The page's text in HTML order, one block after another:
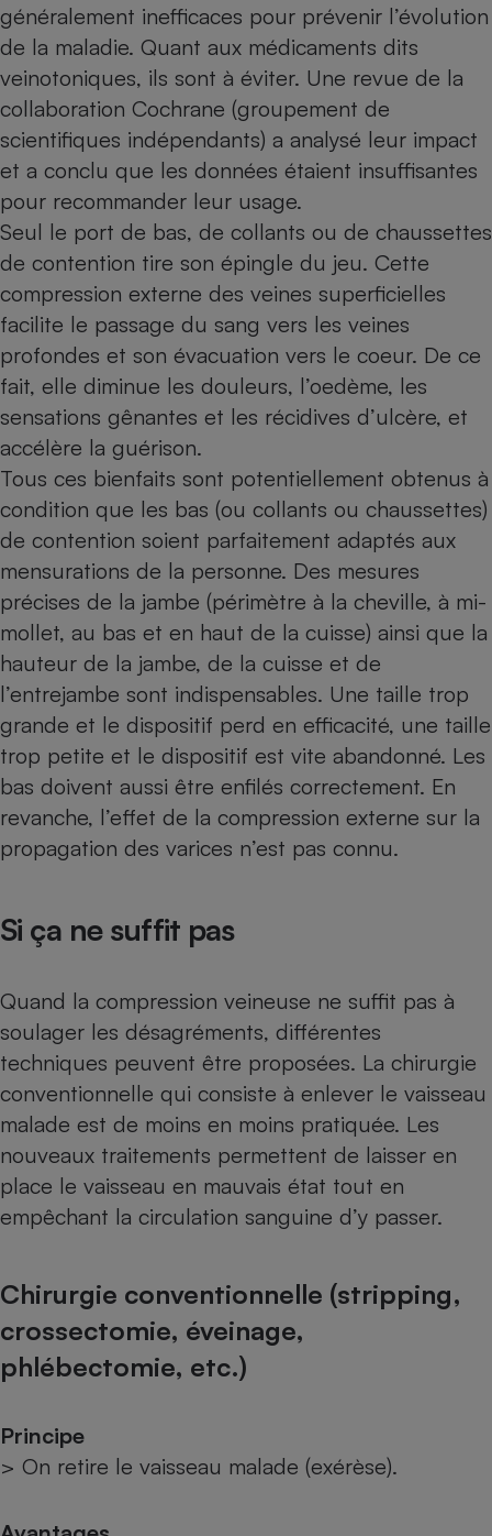
généralement inefficaces pour prévenir l’évolution
de la maladie. Quant aux médicaments dits
veinotoniques, ils sont à éviter. Une revue de la
collaboration Cochrane (groupement de
scientifiques indépendants) a analysé leur impact
et a conclu que les données étaient insuffisantes
pour recommander leur usage.
Seul le port de bas, de collants ou de chaussettes
de contention tire son épingle du jeu. Cette
compression externe des veines superficielles
facilite le passage du sang vers les veines
profondes et son évacuation vers le coeur. De ce
fait, elle diminue les douleurs, l’oedème, les
sensations gênantes et les récidives d’ulcère, et
accélère la guérison.
Tous ces bienfaits sont potentiellement obtenus à
condition que les bas (ou collants ou chaussettes)
de contention soient parfaitement adaptés aux
mensurations de la personne. Des mesures
précises de la jambe (périmètre à la cheville, à mi-
mollet, au bas et en haut de la cuisse) ainsi que la
hauteur de la jambe, de la cuisse et de
l’entrejambe sont indispensables. Une taille trop
grande et le dispositif perd en efficacité, une taille
trop petite et le dispositif est vite abandonné. Les
bas doivent aussi être enfilés correctement. En
revanche, l’effet de la compression externe sur la
propagation des varices n’est pas connu.
Si ça ne suffit pas
Quand la compression veineuse ne suffit pas à
soulager les désagréments, différentes
techniques peuvent être proposées. La chirurgie
conventionnelle qui consiste à enlever le vaisseau
malade est de moins en moins pratiquée. Les
nouveaux traitements permettent de laisser en
place le vaisseau en mauvais état tout en
empêchant la circulation sanguine d’y passer.
Chirurgie conventionnelle (stripping,
crossectomie, éveinage,
phlébectomie, etc.)
Principe
> On retire le vaisseau malade (exérèse).
Robot ménager